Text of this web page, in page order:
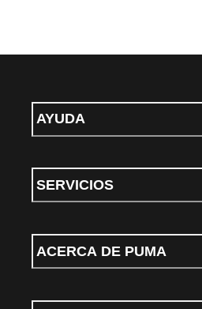
AYUDA
SERVICIOS
ACERCA DE PUMA